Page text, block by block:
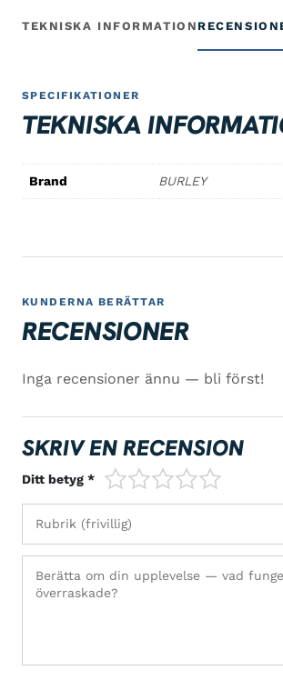
TEKNISKA INFORMATION
SPECIFIKATIONER
TEKNISKA
Brand BURLEY
KUNDERNA BERÄTTAR
RECENSIONER
Inga recensioner ännu — bli först!
SKRIV EN RECENSION
Ditt betyg * 1/5 2/53/54/5